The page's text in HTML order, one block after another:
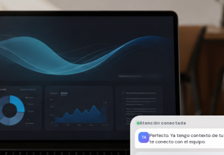
Atención conectada
TA Perfecto. Ya tengo contexto de
te conecto con el equipo.